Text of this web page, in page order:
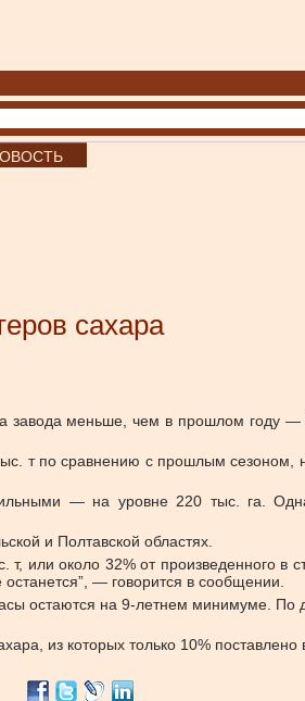
сахара
завода меньше, чем в прошлом году
т по сравнению с прошлым сезоном,
— на уровне 220 тыс. га.
и Полтавской областях.
или около 32% от произведенного
— говорится в сообщении.
остаются на 9-летнем минимуме.
из которых только 10% поставлено